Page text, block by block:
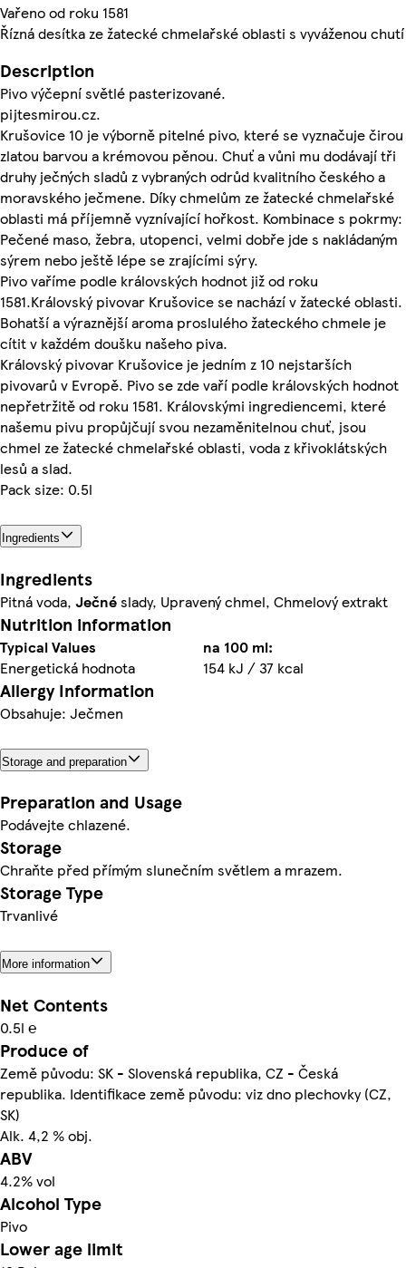
Vařeno od roku 1581
Řízná desítka ze žatecké chmelařské oblasti s vyváženou chutí
Description
Pivo výčepní světlé pasterizované.
pijtesmirou.cz.
Krušovice 10 je výborně pitelné pivo, které se vyznačuje čirou
zlatou barvou a krémovou pěnou. Chuť a vůni mu dodávají tři
druhy ječných sladů z vybraných odrůd kvalitního českého a
moravského ječmene. Díky chmelům ze žatecké chmelařské
oblasti má příjemně vyznívající hořkost. Kombinace s pokrmy:
Pečené maso, žebra, utopenci, velmi dobře jde s nakládaným
sýrem nebo ještě lépe se zrajícími sýry.
Pivo vaříme podle královských hodnot již od roku
1581.Královský pivovar Krušovice se nachází v žatecké oblasti.
Bohatší a výraznější aroma proslulého žateckého chmele je
cítit v každém doušku našeho piva.
Královský pivovar Krušovice je jedním z 10 nejstarších
pivovarů v Evropě. Pivo se zde vaří podle královských hodnot
nepřetržitě od roku 1581. Královskými ingrediencemi, které
našemu pivu propůjčují svou nezaměnitelnou chuť, jsou
chmel ze žatecké chmelařské oblasti, voda z křivoklátských
lesů a slad.
Pack size: 0.5l
Ingredients
Ingredients
Pitná voda, Ječnéslady, Upravený chmel, Chmelový extrakt
Nutrition information
Typical Values
na 100 ml:
Energetická hodnota
154 kJ / 37 kcal
Allergy Information
Obsahuje: Ječmen
Storage and preparation
Preparation and Usage
Podávejte chlazené.
Storage
Chraňte před přímým slunečním světlem a mrazem.
Storage Type
Trvanlivé
More information
Net Contents
0.5l ℮
Produce of
Země původu: SK - Slovenská republika, CZ - Česká
republika. Identifikace země původu: viz dno plechovky (CZ,
SK)
Alk. 4,2 % obj.
ABV
4.2% vol
Alcohol Type
Pivo
Lower age limit